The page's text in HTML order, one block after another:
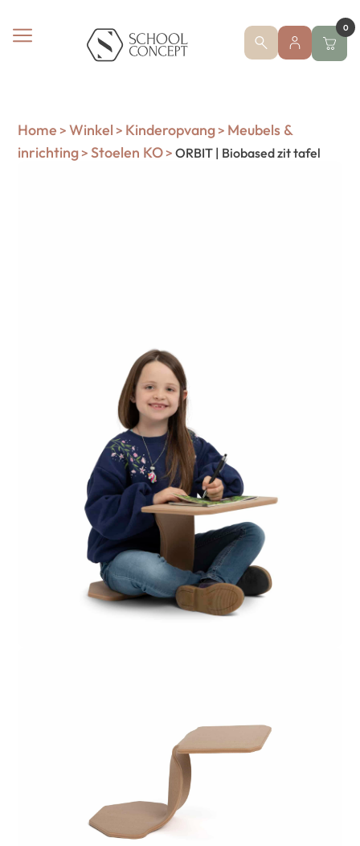
0
Home > Winkel > Kinderopvang> Meubels &
inrichting> Stoelen KO> ORBIT | Biobased zit tafel